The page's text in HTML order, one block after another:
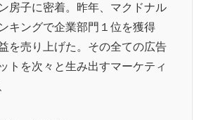
房子に密着。昨年、マクドナル
キングで企業部門１位を獲得
を売り上げた。その全ての広告
トを次々と生み出すマーケティ